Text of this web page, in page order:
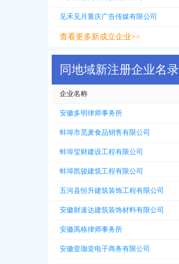
见禾见月重庆广告传媒有限公司
查看更多新成立企业>>
同地域新注册企业名录
企业名称
安徽多明律师事务所
蚌埠市觅麦食品销售有限公司
蚌埠玺财建设工程有限公司
蚌埠凯骏建筑工程有限公司
五河县恒升建筑装饰工程有限公司
安徽财速达建筑装饰材料有限公司
安徽禹格律师事务所
安徽壹珈壹电子商务有限公司